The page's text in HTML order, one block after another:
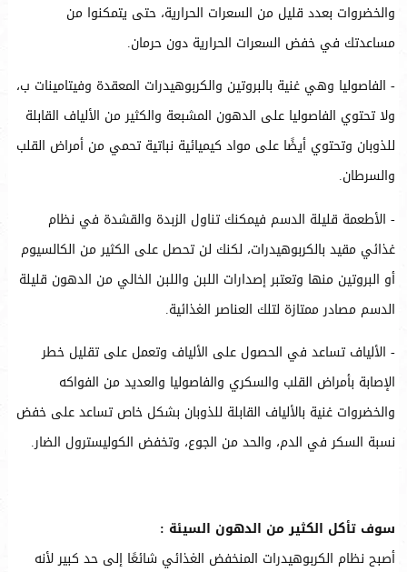
والخضروات بعدد قليل من السعرات الحرارية، حتى يتمكنوا من
مساعدتك في خفض السعرات الحرارية دون حرمان.
- الفاصوليا وهي غنية بالبروتين والكربوهيدرات المعقدة وفيتامينات ب،
ولا تحتوي الفاصوليا على الدهون المشبعة والكثير من الألياف القابلة
للذوبان وتحتوي أيضًا على مواد كيميائية نباتية تحمي من أمراض القلب
والسرطان.
- الأطعمة قليلة الدسم فيمكنك تناول الزبدة والقشدة في نظام
غذائي مقيد بالكربوهيدرات، لكنك لن تحصل على الكثير من الكالسيوم
أو البروتين منها وتعتبر إصدارات اللبن واللبن الخالي من الدهون قليلة
الدسم مصادر ممتازة لتلك العناصر الغذائية.
- الألياف تساعد في الحصول على الألياف وتعمل على تقليل خطر
الإصابة بأمراض القلب والسكري والفاصوليا والعديد من الفواكه
والخضروات غنية بالألياف القابلة للذوبان بشكل خاص تساعد على خفض
نسبة السكر في الدم، والحد من الجوع، وتخفض الكوليسترول الضار.
سوف تأكل الكثير من الدهون السيئة :
أصبح نظام الكربوهيدرات المنخفض الغذائي شائعًا إلى حد كبير لأنه